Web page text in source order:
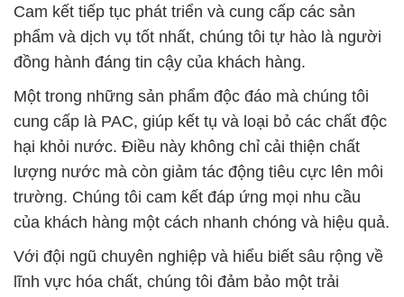
Cam kết tiếp tục phát triển và cung cấp các sản
phẩm và dịch vụ tốt nhất, chúng tôi tự hào là người
đồng hành đáng tin cậy của khách hàng.
Một trong những sản phẩm độc đáo mà chúng tôi
cung cấp là PAC, giúp kết tụ và loại bỏ các chất độc
hại khỏi nước. Điều này không chỉ cải thiện chất
lượng nước mà còn giảm tác động tiêu cực lên môi
trường. Chúng tôi cam kết đáp ứng mọi nhu cầu
của khách hàng một cách nhanh chóng và hiệu quả.
Với đội ngũ chuyên nghiệp và hiểu biết sâu rộng về
lĩnh vực hóa chất, chúng tôi đảm bảo một trải